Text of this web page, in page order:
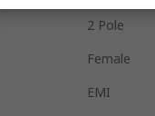
2 Pole
Female
EMI